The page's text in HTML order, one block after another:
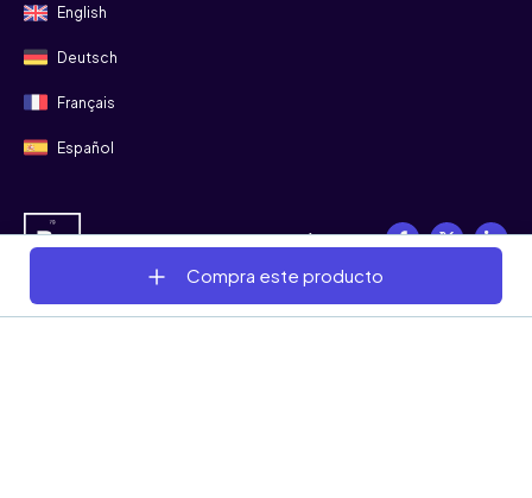
English
Deutsch
Français
Español
Síguenos
Compra este producto